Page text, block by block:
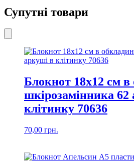
Супутні товари
Блокнот 18х12 см в
шкірозамінника 62
клітинку 70636
70,00 грн.